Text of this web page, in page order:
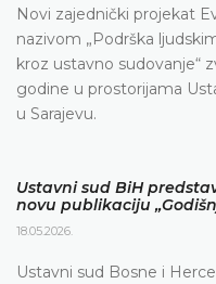
Novi zajednički projekat
nazivom „Podrška
kroz ustavno sudovanje“
godine u prostorijama
u Sarajevu.
Ustavni sud BiH
novu publikaciju
18.05.2026.
Ustavni sud Bosne i